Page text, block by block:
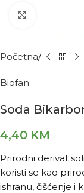
Početna
Biofan
Soda
4,40 KM
Prirodni derivat
koristi se kao
ishranu, čišćenje i